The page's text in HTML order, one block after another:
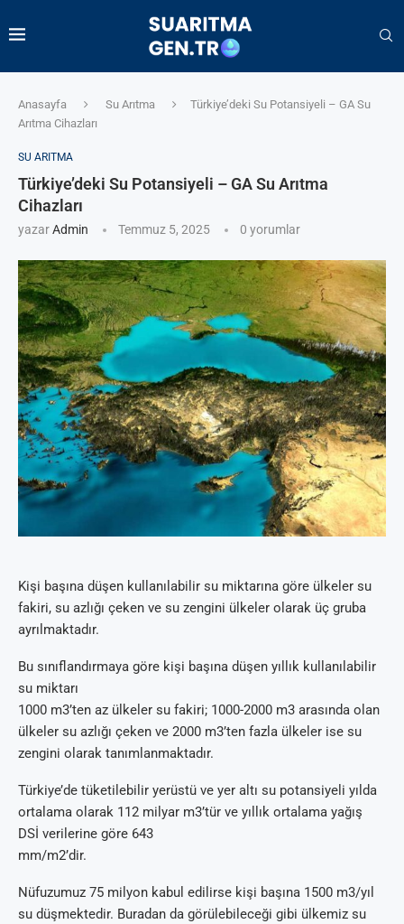
Anasayfa Su Arıtma
Türkiye’deki Su Potansiyeli – GA Su
Arıtma Cihazları
SU ARITMA
Türkiye’deki Su Potansiyeli – GA Su Arıtma
Cihazları
yazarAdmin Temmuz 5, 2025 0 yorumlar
Kişi başına düşen kullanılabilir su miktarına göre ülkeler su
fakiri, su azlığı çeken ve su zengini ülkeler olarak üç gruba
ayrılmaktadır.
Bu sınıflandırmaya göre kişi başına düşen yıllık kullanılabilir
su miktarı
1000 m3’ten az ülkeler su fakiri; 1000-2000 m3 arasında olan
ülkeler su azlığı çeken ve 2000 m3’ten fazla ülkeler ise su
zengini olarak tanımlanmaktadır.
Türkiye’de tüketilebilir yerüstü ve yer altı su potansiyeli yılda
ortalama olarak 112 milyar m3’tür ve yıllık ortalama yağış
DSİ verilerine göre 643
mm/m2’dir.
Nüfuzumuz 75 milyon kabul edilirse kişi başına 1500 m3/yıl
su düşmektedir. Buradan da görülebileceği gibi ülkemiz su